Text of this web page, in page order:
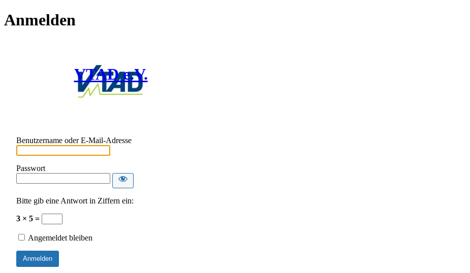
Anmelden
VTAD e.V.
Benutzername oder E-Mail-Adresse
Passwort
Bitte gib eine Antwort in Ziffern ein:
3 × 5 =
Angemeldet bleiben